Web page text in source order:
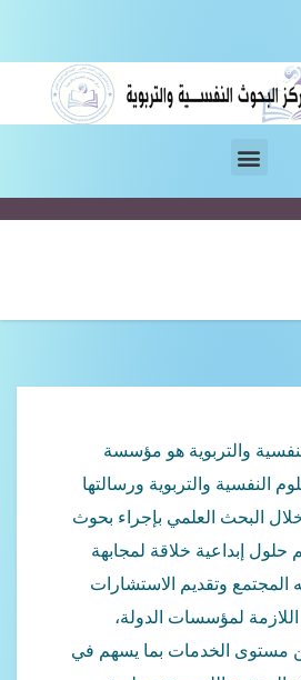
هو مؤسسة
والتربوية ورسالتها
العلمي بإجراء بحوث
خلاقة لمجابهة
وتقديم الاستشارات
الدولة،
بما يسهم في